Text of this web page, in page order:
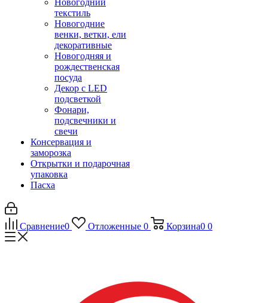
Новогодний
текстиль
Новогодние
венки, ветки, ели
декоративные
Новогодняя и
рождественская
посуда
Декор с LED
подсветкой
Фонари,
подсвечники и
свечи
Консервация и
заморозка
Открытки и подарочная
упаковка
Пасха
Сравнение0 Отложенные 0 Корзина0 0